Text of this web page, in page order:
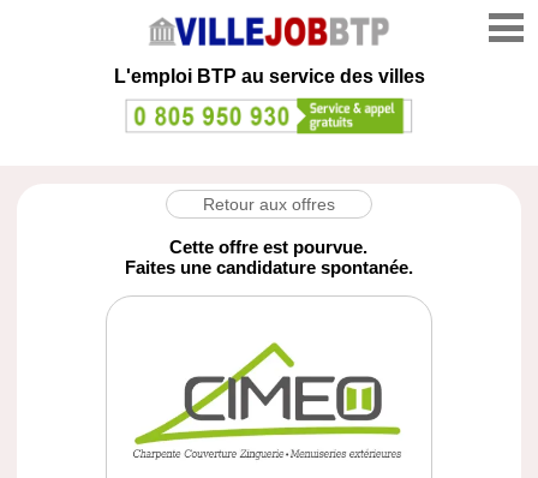
L'emploi BTP au service des villes
Retour aux offres
Cette offre est pourvue.
Faites une candidature spontanée.